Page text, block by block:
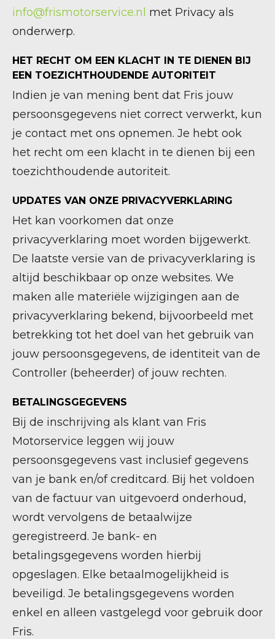
info@frismotorservice.nl met Privacy als
onderwerp.
HET RECHT OM EEN KLACHT IN TE DIENEN BIJ
EEN TOEZICHTHOUDENDE AUTORITEIT
Indien je van mening bent dat Fris jouw
persoonsgegevens niet correct verwerkt, kun
je contact met ons opnemen. Je hebt ook
het recht om een klacht in te dienen bij een
toezichthoudende autoriteit.
UPDATES VAN ONZE PRIVACYVERKLARING
Het kan voorkomen dat onze
privacyverklaring moet worden bijgewerkt.
De laatste versie van de privacyverklaring is
altijd beschikbaar op onze websites. We
maken alle materiële wijzigingen aan de
privacyverklaring bekend, bijvoorbeeld met
betrekking tot het doel van het gebruik van
jouw persoonsgegevens, de identiteit van de
Controller (beheerder) of jouw rechten.
BETALINGSGEGEVENS
Bij de inschrijving als klant van Fris
Motorservice leggen wij jouw
persoonsgegevens vast inclusief gegevens
van je bank en/of creditcard. Bij het voldoen
van de factuur van uitgevoerd onderhoud,
wordt vervolgens de betaalwijze
geregistreerd. Je bank- en
betalingsgegevens worden hierbij
opgeslagen. Elke betaalmogelijkheid is
beveiligd. Je betalingsgegevens worden
enkel en alleen vastgelegd voor gebruik door
Fris.